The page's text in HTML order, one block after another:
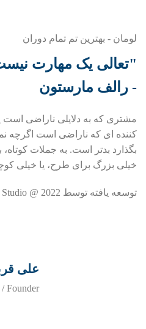
لومان - بهترین تم تمام دوران
"تعالی یک مهارت
- رالف مارستون
مشتری که به دلایلی ناراضی
کننده ای که ناراضی است اگرچه
بگذارد بدتر است. به جملات کوتاه،
خیلی بزرگ برای طرح، یا خیلی
توسعه یافته توسط Xtemos Studio @ 2022.
علی
Founder